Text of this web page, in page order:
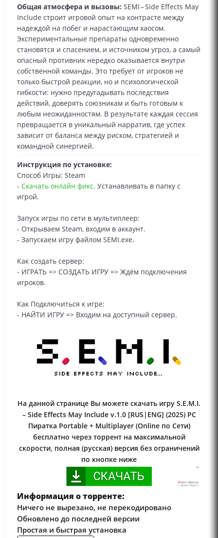
Общая атмосфера и вызовы: SEMI – Side Effects May
Include строит игровой опыт на контрасте между
надеждой на побег и нарастающим хаосом.
Экспериментальные препараты одновременно
становятся и спасением, и источником угроз, а самый
опасный противник нередко оказывается внутри
собственной команды. Это требует от игроков не
только быстрой реакции, но и психологической
гибкости: нужно предугадывать последствия
действий, доверять союзникам и быть готовым к
любым неожиданностям. В результате каждая сессия
превращается в уникальный нарратив, где успех
зависит от баланса между риском, стратегией и
командной синергией.
Инструкция по установке:
Способ Игры: Steam
- Скачать онлайн фикс. Устанавливать в папку с
игрой.
Запуск игры по сети в мультиплеер:
- Открываем Steam, входим в аккаунт.
- Запускаем игру файлом SEMI.exe.
Как создать сервер:
- ИГРАТЬ => СОЗДАТЬ ИГРУ => Ждём подключения
игроков.
Как Подключиться к игре:
- НАЙТИ ИГРУ => Входим на доступный сервер.
На данной странице Вы можете скачать игру S.E.M.I.
– Side Effects May Include v.1.0 [RUS|ENG] (2025) PC
Пиратка Portable + Multiplayer (Online по Сети)
бесплатно через торрент на максимальной
скорости, полная (русская) версия без ограничений
по кнопке ниже
Информация о торренте:
Ничего не вырезано, не перекодировано
Обновлено до последней версии
Простая и быстрая установка